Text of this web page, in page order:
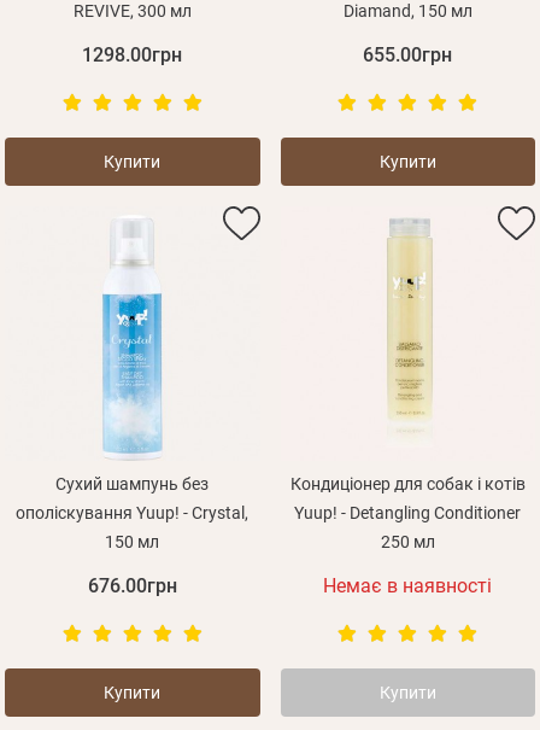
REVIVE, 300 мл
1298.00грн
Купити
Diamand, 150 мл
655.00грн
Купити
Сухий шампунь без
ополіскування Yuup! - Crystal,
150 мл
676.00грн
Купити
Кондиціонер для собак і котів
Yuup! - Detangling Conditioner
250 мл
Немає в наявності
Купити